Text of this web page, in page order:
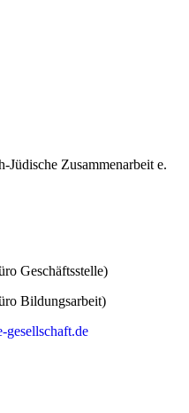
Zusammenarbeit e.
Geschäftsstelle)
Bildungsarbeit)
gesellschaft.de